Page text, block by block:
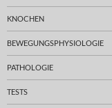
KNOCHEN
BEWEGUNGSPHYSIOLOGIE
PATHOLOGIE
TESTS